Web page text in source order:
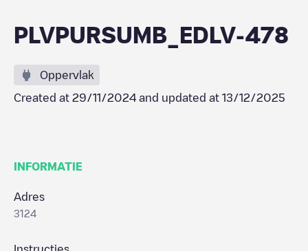
PLVPURSUMB_EDLV-478
Oppervlak
Created at 29/11/2024 and updated at 13/12/2025
INFORMATIE
Adres
3124